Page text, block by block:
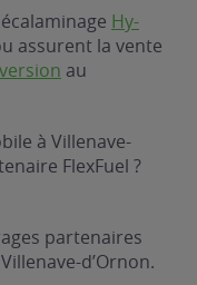
Hy-
assurent la vente
au
à Villenave-
FlexFuel ?
partenaires
d’Ornon.